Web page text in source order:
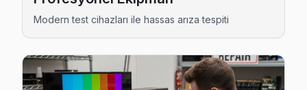
Cankurtaran mahallesi Thomson TV servisinde şeffaf
Fatih Thomson Servis →
Cerrahpaşa Thomson Servis
Thomson TV Cerrahpaşa adresinde firmware
Modern test cihazları ile hassas arıza tespiti